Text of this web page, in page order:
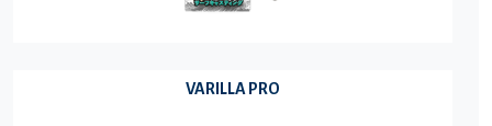
VARILLA PRO